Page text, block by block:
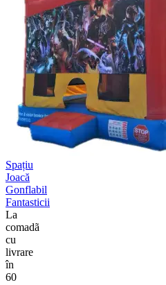
Spațiu
Joacă
Gonflabil
Fantasticii
La
comadã
cu
livrare
în
60